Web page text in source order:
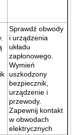
Sprawdź obwody
i urządzenia
układu
zapłonowego.
Wymień
uszkodzony
bezpiecznik,
urządzenie i
przewody.
Zapewnij kontakt
w obwodach
elektrycznych